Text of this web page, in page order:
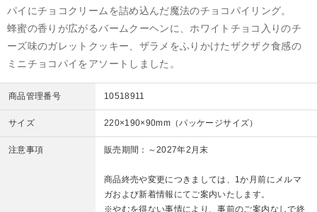
パイにチョコクリームを詰め込んだ魔法のチョコパイリング。
蜂蜜の香りが広がるバームクーヘンに、ホワイトチョコ入りのチ
ーズ味のガレットクッキー、ザラメをふりかけたザクザク食感の
ミニチョコパイをアソートしました。
商品管理番号 10518911
サイズ 220×190×90mm（パッケージサイズ）
注意事項 販売期間：～2027年2月末
商品終売や変更につきましては、1か月前にメルマ
ガおよび新着情報にてご案内いたします。
※やむを得ない事情により、事前のご案内なしで終